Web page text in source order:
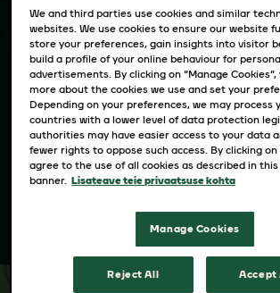
Nii maitsvalt mitmekesise
loomiseks on vaja Jacobsi
oskusi. Eelistad filterkohvi
hoopis espresso intensiivsust.
just nii nagu sulle meeldib.
We and third parties use cookies and similar
websites. We use cookies to ensure our website
store your preferences, gain insights into visitor
build a profile of your online behaviour for
advertisements. By clicking on “Manage
more about the cookies we use and set your
Depending on your preferences, we may process
countries with a lower level of data protection
authorities may have easier access to your data
fewer rights to oppose such access. By clicking on
agree to the use of all cookies as described in this
banner. Lisateave teie privaatsuse kohta
Manage Cookies
Reject All Accept